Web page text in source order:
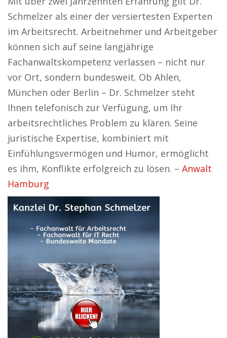
Schmelzer als einer der versiertesten Experten
im Arbeitsrecht. Arbeitnehmer und Arbeitgeber
können sich auf seine langjährige
Fachanwaltskompetenz verlassen – nicht nur
vor Ort, sondern bundesweit. Ob Ahlen,
München oder Berlin – Dr. Schmelzer steht
Ihnen telefonisch zur Verfügung, um Ihr
arbeitsrechtliches Problem zu klären. Seine
juristische Expertise, kombiniert mit
Einfühlungsvermögen und Humor, ermöglicht
es ihm, Konflikte erfolgreich zu lösen. – Anwalt
Hamburg